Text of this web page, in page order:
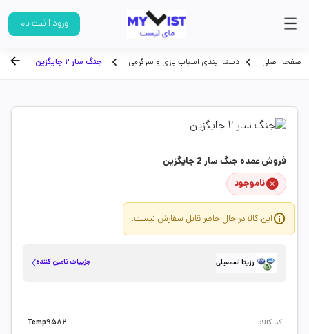
ورود | ثبت نام
صفحه اصلی دسته بندی اسباب بازی و سرگرمی جنگ سار 2 جایگزین
فروش عمده جنگ سار 2 جایگزین
ناموجود
این کالا در حال حاضر قابل سفارش نیست.
رزیتا اسمعیلی جزییات تامین کننده
کد کالا:
Temp9582